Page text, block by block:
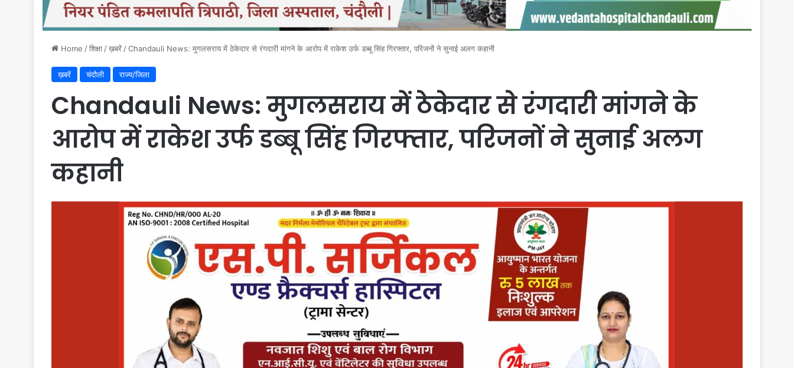
Home /शिक्षा /ख़बरें /Chandauli News: मुगलसराय में ठेकेदार से रंगदारी मांगने के आरोप में राकेश उर्फ डब्बू सिंह गिरफ्तार, परिजनों ने सुनाई अलग कहानी
ख़बरें चंदौली राज्य/जिला
Chandauli News: मुगलसराय में ठेकेदार से रंगदारी मांगने के
आरोप में राकेश उर्फ डब्बू सिंह गिरफ्तार, परिजनों ने सुनाई अलग
कहानी